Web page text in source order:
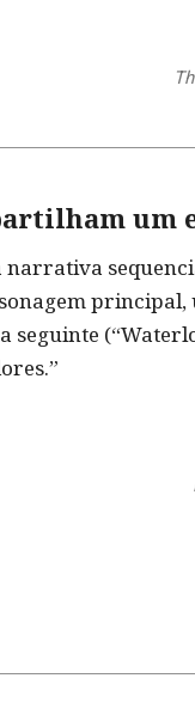
um
narrativa
principal,
seguinte